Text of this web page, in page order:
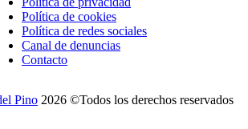
Política de cookies
Política de redes sociales
Canal de denuncias
Contacto
Pino 2026 ©Todos los derechos reservados